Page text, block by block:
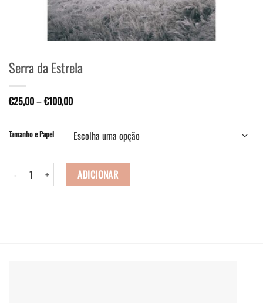
Serra da Estrela
€25,00–€100,00
Tamanho e Papel
Quantidade de Serra da Estrela
ADICIONAR